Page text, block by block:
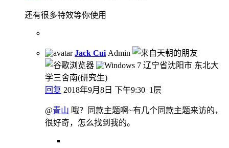
还有很多特效等你使用
Jack Cui Admin
辽宁省沈阳市 东北大
学三舍南(研究生)
回复 2018年9月8日 下午9:30 1层
@青山 哦？同款主题啊~有几个同款主题来访的，
很好奇，怎么找到我的。